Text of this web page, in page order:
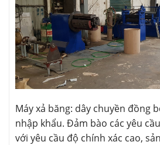
Máy xả băng: dây chuyền đồng
nhập khẩu. Đảm bào các yêu
với yêu cầu độ chính xác cao,